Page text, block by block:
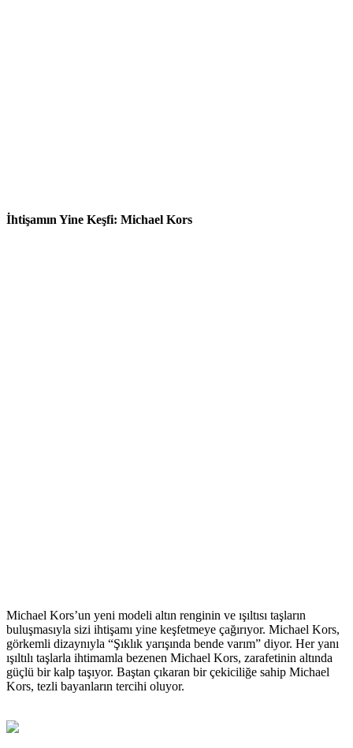
İhtişamın Yine Keşfi: Michael Kors
Michael Kors’un yeni modeli altın renginin ve ışıltısı taşların
buluşmasıyla sizi ihtişamı yine keşfetmeye çağırıyor. Michael Kors,
görkemli dizaynıyla “Şıklık yarışında bende varım” diyor. Her yanı
ışıltılı taşlarla ihtimamla bezenen Michael Kors, zarafetinin altında
güçlü bir kalp taşıyor. Baştan çıkaran bir çekiciliğe sahip Michael
Kors, tezli bayanların tercihi oluyor.